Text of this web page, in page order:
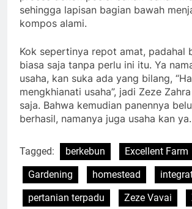
sehingga lapisan bagian bawah
kompos alami.
Kok sepertinya repot amat, padahal
biasa saja tanpa perlu ini itu. Ya
usaha, kan suka ada yang bilang,
mengkhianati usaha”, jadi Zeze
saja. Bahwa kemudian panennya
berhasil, namanya juga usaha kan ya.
Tagged: berkebun
Excellent Farm
Gardening
homestead
pertanian terpadu
Zeze Vavai